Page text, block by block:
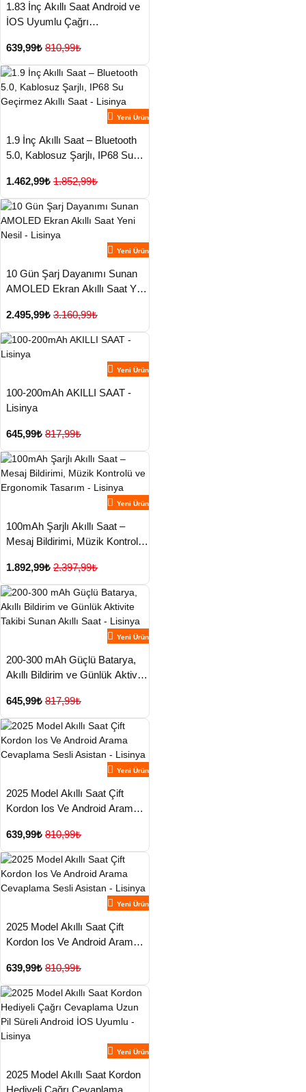
1.83 İnç Akıllı Saat Android ve
İOS Uyumlu Çağrı
GPS Takibi - Lisinya
639,99₺ 810,99₺
Yeni Ürün
1.9 İnç Akıllı Saat – Bluetooth
5.0, Kablosuz Şarjlı, IP68 Su
1.462,99₺ 1.852,99₺
Yeni Ürün
10 Gün Şarj Dayanımı Sunan
AMOLED Ekran Akıllı Saat Yeni
2.495,99₺ 3.160,99₺
Yeni Ürün
100-200mAh AKILLI SAAT -
Lisinya
645,99₺ 817,99₺
Yeni Ürün
100mAh Şarjlı Akıllı Saat –
Mesaj Bildirimi, Müzik Kontrolü
1.892,99₺ 2.397,99₺
Yeni Ürün
200-300 mAh Güçlü Batarya,
Akıllı Bildirim ve Günlük Aktivite
Lisinya
645,99₺ 817,99₺
Yeni Ürün
2025 Model Akıllı Saat Çift
Kordon Ios Ve Android Arama
Lisinya
639,99₺ 810,99₺
Yeni Ürün
2025 Model Akıllı Saat Çift
Kordon Ios Ve Android Arama
Lisinya
639,99₺ 810,99₺
Yeni Ürün
2025 Model Akıllı Saat Kordon